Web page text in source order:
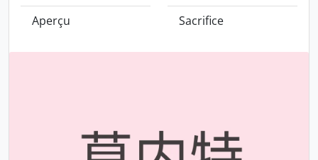
Aperçu
Sacrifice